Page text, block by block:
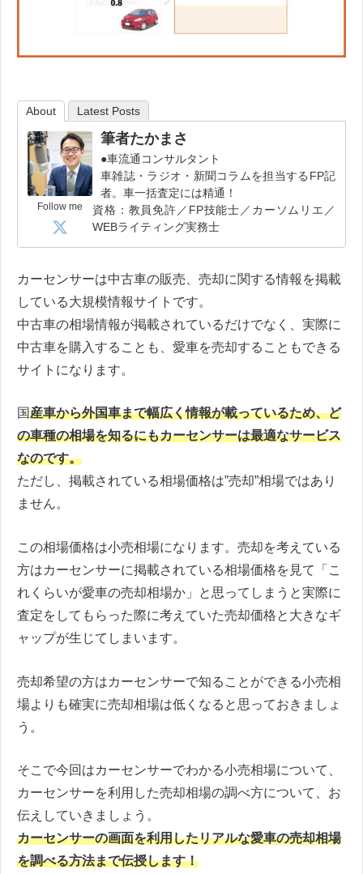
About Latest Posts
Follow me
筆者たかまさ
●車流通コンサルタント
車雑誌・ラジオ・新聞コラムを担当するFP記
者。車一括査定には精通！
資格：教員免許／FP技能士／カーソムリエ／
WEBライティング実務士
カーセンサーは中古車の販売、売却に関する情報を掲載
している大規模情報サイトです。
中古車の相場情報が掲載されているだけでなく、実際に
中古車を購入することも、愛車を売却することもできる
サイトになります。
国産車から外国車まで幅広く情報が載っているため、ど
の車種の相場を知るにもカーセンサーは最適なサービス
なのです。
ただし、掲載されている相場価格は”売却”相場ではあり
ません。
この相場価格は小売相場になります。売却を考えている
方はカーセンサーに掲載されている相場価格を見て「こ
れくらいが愛車の売却相場か」と思ってしまうと実際に
査定をしてもらった際に考えていた売却価格と大きなギ
ャップが生じてしまいます。
売却希望の方はカーセンサーで知ることができる小売相
場よりも確実に売却相場は低くなると思っておきましょ
う。
そこで今回はカーセンサーでわかる小売相場について、
カーセンサーを利用した売却相場の調べ方について、お
伝えしていきましょう。
カーセンサーの画面を利用したリアルな愛車の売却相場
を調べる方法まで伝授します！